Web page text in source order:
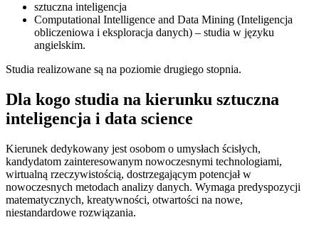
sztuczna inteligencja
Computational Intelligence and Data Mining (Inteligencja
obliczeniowa i eksploracja danych) – studia w języku
angielskim.
Studia realizowane są na poziomie drugiego stopnia.
Dla kogo studia na kierunku sztuczna
inteligencja i data science
Kierunek dedykowany jest osobom o umysłach ścisłych,
kandydatom zainteresowanym nowoczesnymi technologiami,
wirtualną rzeczywistością, dostrzegającym potencjał w
nowoczesnych metodach analizy danych. Wymaga predyspozycji
matematycznych, kreatywności, otwartości na nowe,
niestandardowe rozwiązania.